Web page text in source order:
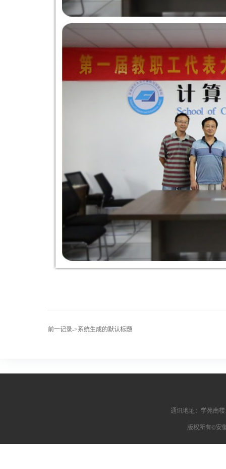
前一记录->系统生成的默认标题
通讯地址：学苑南
版权所有©安